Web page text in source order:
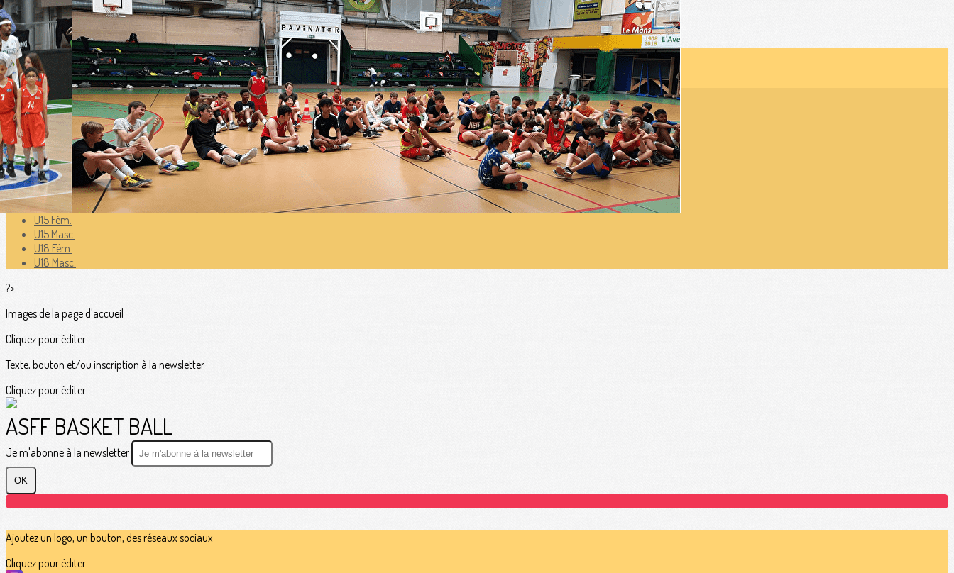
Exporter les lignes sélectionnées
Exporter toutes les colonnes
Exporter uniquement les colonnes affichées
Menu
<
>
U7 Babybasket
U9 Mixte
U11 Fém.
U11 Masc.
U13 Fém.
U13 Masc.
U15 Fém.
U15 Masc.
U18 Fém.
U18 Masc.
?>
Images de la page d'accueil
Cliquez pour éditer
Texte, bouton et/ou inscription à la newsletter
Cliquez pour éditer
ASFF BASKET BALL
Je m'abonne à la newsletter
OK
Ajoutez un logo, un bouton, des réseaux sociaux
Cliquez pour éditer